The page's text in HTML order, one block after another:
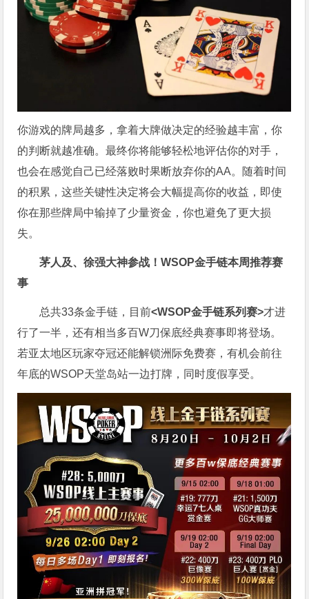
你游戏的牌局越多，拿着大牌做决定的经验越丰富，你
的判断就越准确。最终你将能够轻松地评估你的对手，
也会在感觉自己已经落败时果断放弃你的AA。随着时间
的积累，这些关键性决定将会大幅提高你的收益，即使
你在那些牌局中输掉了少量资金，你也避免了更大损
失。
茅人及、徐强大神参战！WSOP金手链本周推荐赛
事
总共33条金手链，目前<WSOP金手链系列赛>才进
行了一半，还有相当多百W刀保底经典赛事即将登场。
若亚太地区玩家夺冠还能解锁洲际免费赛，有机会前往
年底的WSOP天堂岛站一边打牌，同时度假享受。